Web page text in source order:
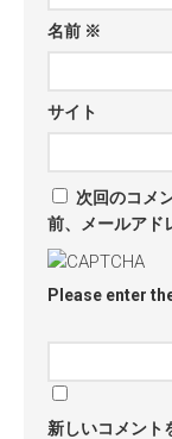
名前 ※
サイト
次回のコメ
前、メールアド
Please enter
新しいコメント